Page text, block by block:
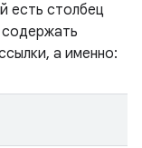
есть столбец
а именно: